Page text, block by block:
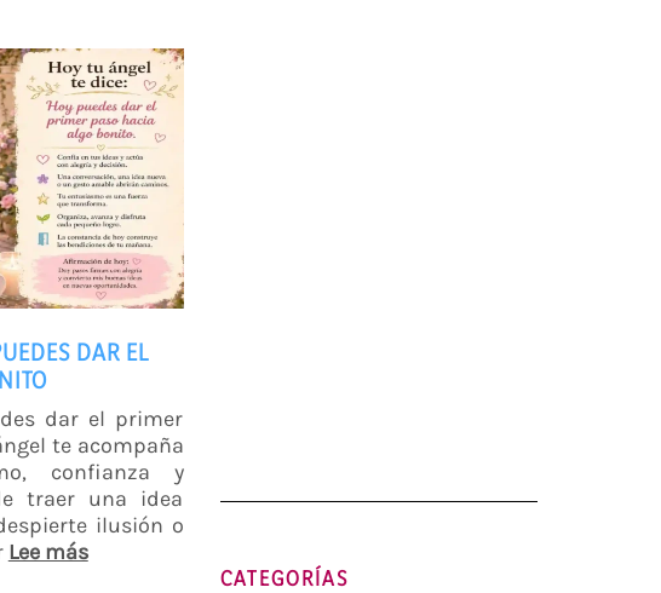
DAR EL
dar el primer
te acompaña
confianza y
traer una idea
ilusión o
Lee más
CATEGORÍAS